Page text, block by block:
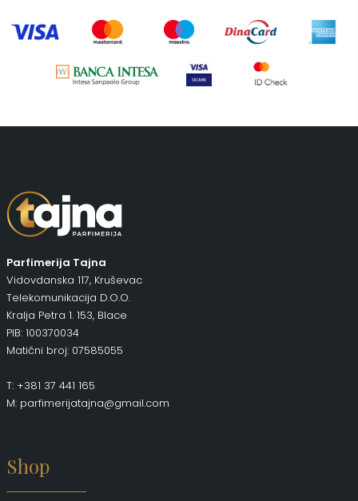
Uncategorized (1)
Parfimerija Tajna
Vidovdanska 117, Kruševac
Telekomunikacija D.O.O.
Kralja Petra 1. 153, Blace
PIB: 100370034
Matični broj: 07585055
T: +381 37 441 165
M: parfimerijatajna@gmail.com
Shop